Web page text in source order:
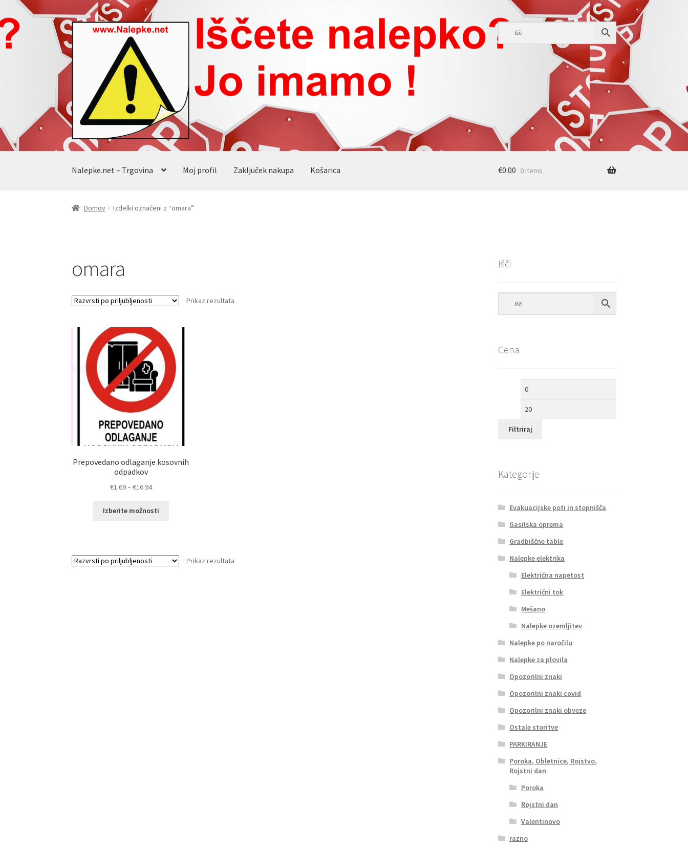
Skip
Skip
Nalepke.net – Trgovina Moj profil Zaključek nakupa Košarica €0.00 0 items
Domov Izdelki označeni z “omara”
omara
Prikaz rezultata
Prepovedano odlaganje kosovnih
odpadkov
€1.69– €16.94Cenovni
od
Izberite možnosti
MožnostiPrikaz rezultata
Išči
Cena
Min
Filtriraj
Kategorije
Evakuacijske poti in stopnišča
Gasilska oprema
Gradbiščne table
Nalepke elektrika
Električna napetost
Električni tok
Mešano
Nalepke ozemljitev
Nalepke po naročilu
Nalepke za plovila
Opozorilni znaki
Opozorilni znaki covid
Opozorilni znaki obveze
Ostale storitve
PARKIRANJE
Poroka, Obletnice, Rojstvo,
Rojstni dan
Poroka
Rojstni dan
Valentinovo
razno